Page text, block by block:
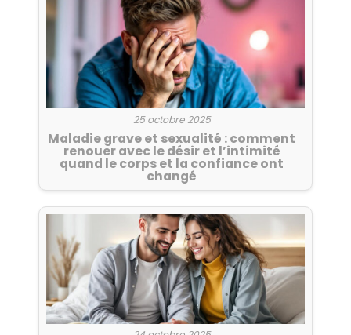
25 octobre 2025
Maladie grave et sexualité : comment
renouer avec le désir et l’intimité
quand le corps et la confiance ont
changé